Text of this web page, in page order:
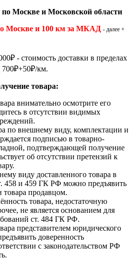
Москве и Московской области
Москве и 100 км за МКАД - далее +
₽ - стоимость доставки в пределах
₽+50₽/км.
товара:
внимательно осмотрите его
в отсутствии видимых
по внешнему виду, комплектации и
подписью в товарно-
подтверждающей получение
об отсутствии претензий к
виду доставленного товара в
458 и 459 ГК РФ можно предъявить
товара продавцом.
товара, недостаточную
не является основанием для
ст. 484 ГК РФ.
представителем юридического
доверенность
с законодательством РФ